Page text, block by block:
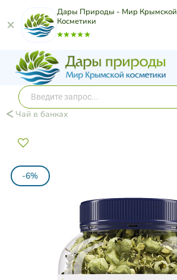
Дары Природы - Мир Крымской
Косметики
Чай в банках
-6%